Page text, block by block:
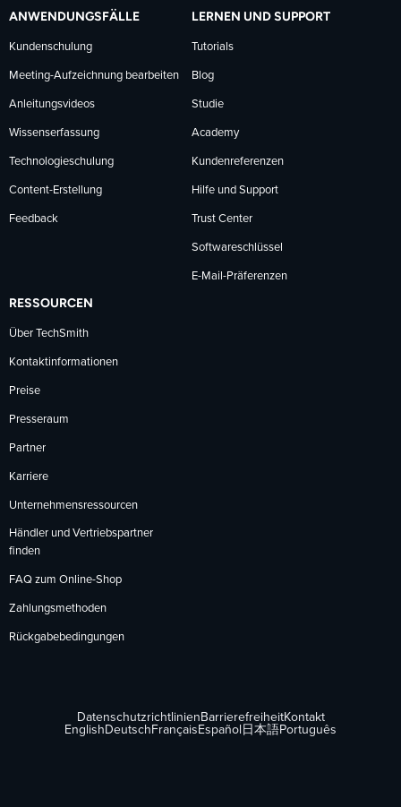
ANWENDUNGSFÄLLE
Kundenschulung
Meeting-Aufzeichnung bearbeiten
Anleitungsvideos
Wissenserfassung
Technologieschulung
Content-Erstellung
Feedback
LERNEN UND SUPPORT
Tutorials
Blog
Studie
Academy
Kundenreferenzen
Hilfe und Support
Trust Center
Softwareschlüssel
E-Mail-Präferenzen
RESSOURCEN
Über TechSmith
Kontaktinformationen
Preise
Presseraum
Partner
Karriere
Unternehmensressourcen
Händler und Vertriebspartner
finden
FAQ zum Online-Shop
Zahlungsmethoden
Rückgabebedingungen
Datenschutzrichtlinien BarrierefreiheitKontakt
English Deutsch Français Español 日本語Português